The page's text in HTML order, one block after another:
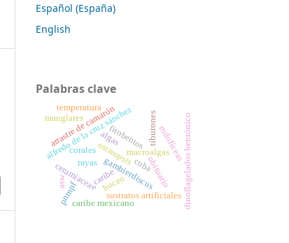
Español (España)
English
Palabras clave
caribe
ceramiaceae
macroalgasrodofíceas
fitobentos
obituario
alfredo de la cruz sánchez
cuba dinoflagelados bentónico
sustratos artificiales
gambierdiscus
ostreopsis
algas
corales
pnmpf
tiburones
rayas
arrastre de camarón
caribe mexicano
temperatura
asw buceo
manglares